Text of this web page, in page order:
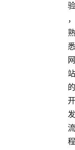
验
，
熟
悉
网
站
的
开
发
流
程